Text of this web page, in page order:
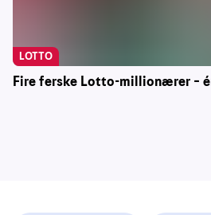
Fire ferske Lotto-millionærer –
LOTTO